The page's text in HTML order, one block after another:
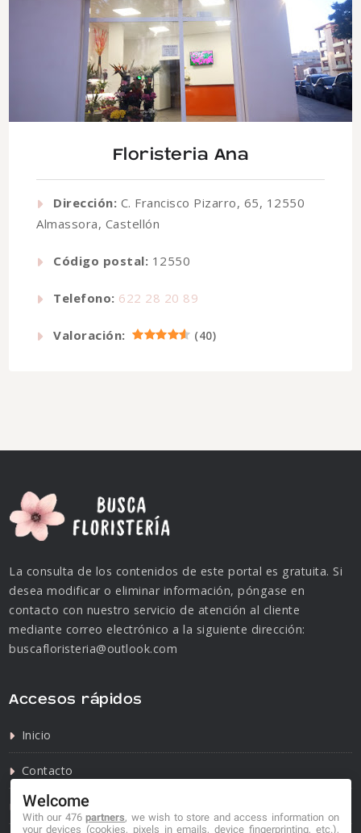
Floristeria Ana
Dirección: C. Francisco Pizarro, 65, 12550
Almassora, Castellón
Código postal: 12550
Telefono: 622 28 20 89
Valoración: (40)
La consulta de los contenidos de este portal es gratuita. Si
desea modificar o eliminar información, póngase en
contacto con nuestro servicio de atención al cliente
mediante correo electrónico a la siguiente dirección:
buscafloristeria@outlook.com
Accesos rápidos
Inicio
Contacto
Política de privacidad
Welcome
With our 476partners, we wish to store and access information on
your devices (cookies, pixels in emails, device fingerprinting, etc.),